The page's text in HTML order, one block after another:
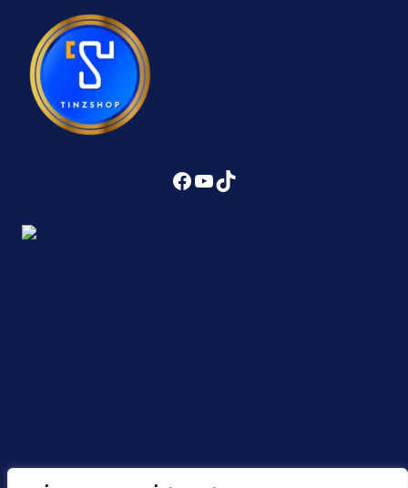
Facebook
YouTube
TikTok